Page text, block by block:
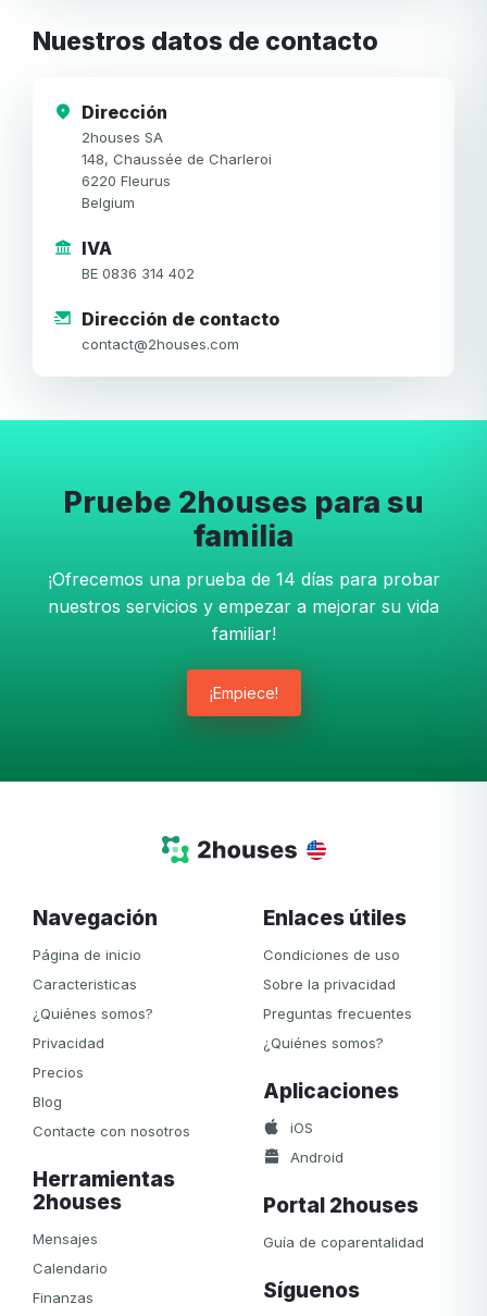
Nuestros datos de contacto
Dirección
2houses SA
148, Chaussée de Charleroi
6220 Fleurus
Belgium
IVA
BE 0836 314 402
Dirección de contacto
contact@2houses.com
Pruebe 2houses para su
familia
¡Ofrecemos una prueba de 14 días para probar
nuestros servicios y empezar a mejorar su vida
familiar!
¡Empiece!
Navegación
Página de inicio
Caracteristicas
¿Quiénes somos?
Privacidad
Precios
Blog
Contacte con nosotros
Herramientas
2houses
Mensajes
Calendario
Finanzas
Enlaces útiles
Condiciones de uso
Sobre la privacidad
Preguntas frecuentes
¿Quiénes somos?
Aplicaciones
iOS
Android
Portal 2houses
Guía de coparentalidad
Síguenos
Contraseña
correo
electrónico
contraseña
válidos
Facebook